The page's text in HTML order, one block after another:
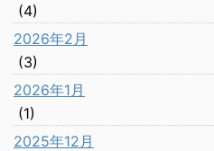
(4)
2026年2月
(3)
2026年1月
(1)
2025年12月